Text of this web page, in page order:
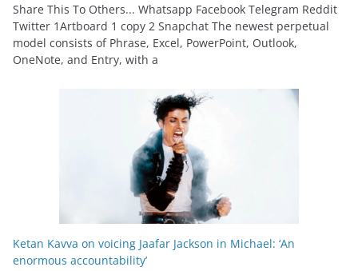
Share This To Others... Whatsapp Facebook Telegram Reddit
Twitter 1Artboard 1 copy 2 Snapchat The newest perpetual
model consists of Phrase, Excel, PowerPoint, Outlook,
OneNote, and Entry, with a
Ketan Kavva on voicing Jaafar Jackson in Michael: ‘An
enormous accountability’